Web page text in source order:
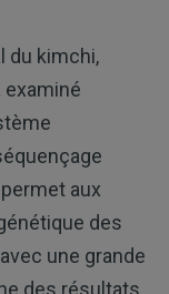
du kimchi,
examiné
aux
des
une grande
des résultats